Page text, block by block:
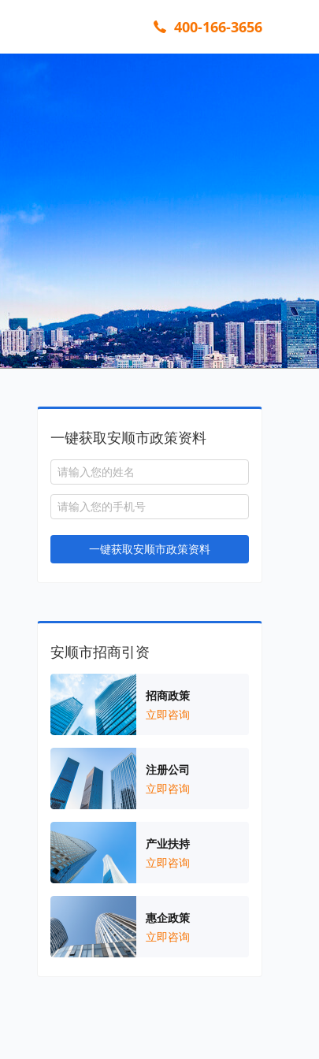
400-166-3656
一键获取安顺市政策资料
一键获取安顺市政策资料
安顺市招商引资
招商政策
立即咨询
注册公司
立即咨询
产业扶持
立即咨询
惠企政策
立即咨询